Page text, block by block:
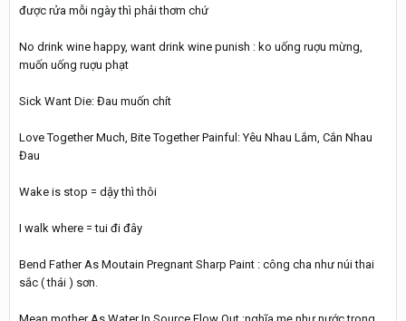
được rửa mỗi ngày thì phải thơm chứ
No drink wine happy, want drink wine punish : ko uống ruợu mừng,
muốn uống ruợu phạt
Sick Want Die: Đau muốn chít
Love Together Much, Bite Together Painful: Yêu Nhau Lắm, Cắn Nhau
Đau
Wake is stop = dậy thì thôi
I walk where = tui đi đây
Bend Father As Moutain Pregnant Sharp Paint : công cha như núi thai
sắc ( thái ) sơn.